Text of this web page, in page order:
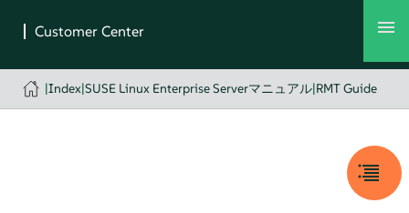
|Index|SUSE Linux Enterprise Serverマニュアル|RMT Guide